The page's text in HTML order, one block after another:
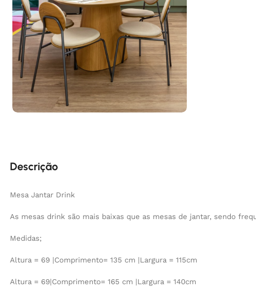
Descrição
Mesa Jantar Drink
As mesas drink são mais baixas que as mesas de jantar, sendo
Medidas;
Altura = 69 |Comprimento= 135 cm |Largura = 115cm
Altura = 69|Comprimento= 165 cm |Largura = 140cm